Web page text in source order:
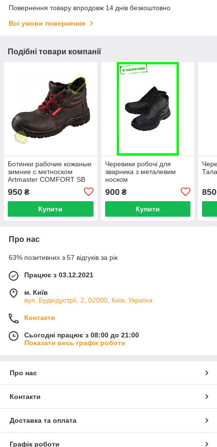
Повернення товару впродовж 14 днів безкоштовно
Всі умови повернення
Подібні товари компанії
Ботинки рабочие кожаные
зимние c метноском
Artmaster COMFORT SB
950 ₴
Купити
Черевики робочі для
зварника з металевим
носком
900₴
Купити
850
Про нас
63% позитивних з 57 відгуків за рік
Працює з 03.12.2021
м. Київ
вул. Будіндустрії, 2, 02000, Київ, Україна
Контакти
Сьогодні працює з 08:00 до 21:00
Показати весь графік роботи
Про нас
Контакти
Доставка та оплата
Графік роботи